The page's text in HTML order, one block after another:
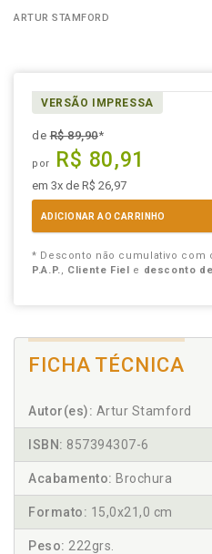
ARTUR STAMFORD
VERSÃO IMPRESSA
deR$ 89,90*
por R$ 80,91
em 3x de R$ 26,97
ADICIONAR AO CARRINHO
* Desconto não cumulativo com
P.A.P., Cliente Fiel e desconto
FICHA TÉCNICA
Autor(es): Artur Stamford
ISBN: 857394307-6
Acabamento: Brochura
Formato: 15,0x21,0 cm
Peso: 222grs.